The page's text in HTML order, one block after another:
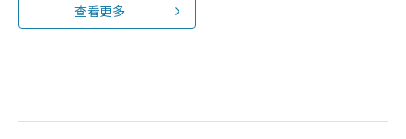
查看更多